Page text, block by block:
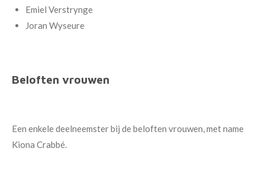
Emiel Verstrynge
Joran Wyseure
Beloften vrouwen
Een enkele deelneemster bij de beloften vrouwen, met name
Kiona Crabbé.